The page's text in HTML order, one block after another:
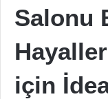
Salonu
için